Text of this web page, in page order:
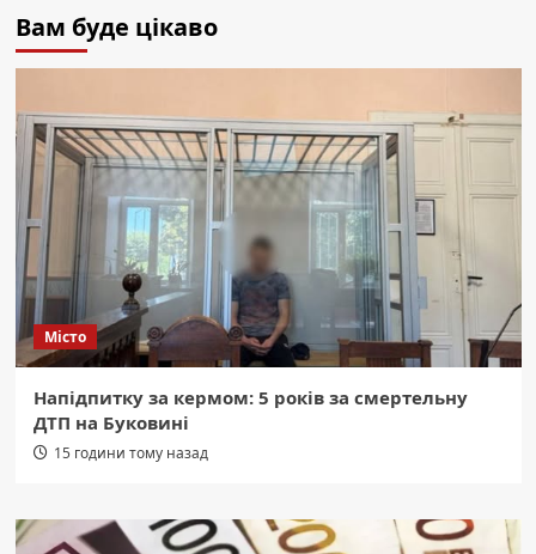
Вам буде цікаво
Місто
Напідпитку за кермом: 5 років за смертельну
ДТП на Буковині
15 години тому назад